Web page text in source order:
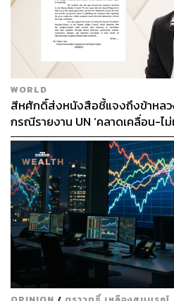
WORLD
สีหศักดิ์ส่งหนังสือชี้แจงถึงข้าหล
กรณีรายงาน UN ‘คลาดเคลื่อน-ไม่